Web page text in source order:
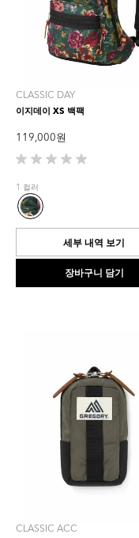
CLASSIC DAY
이지데이 XS 백팩
119,000 원
별
5
개
중
0.0
입
다.
1 컬러
세부 내역 보기
장바구니 담기
CLASSIC ACC